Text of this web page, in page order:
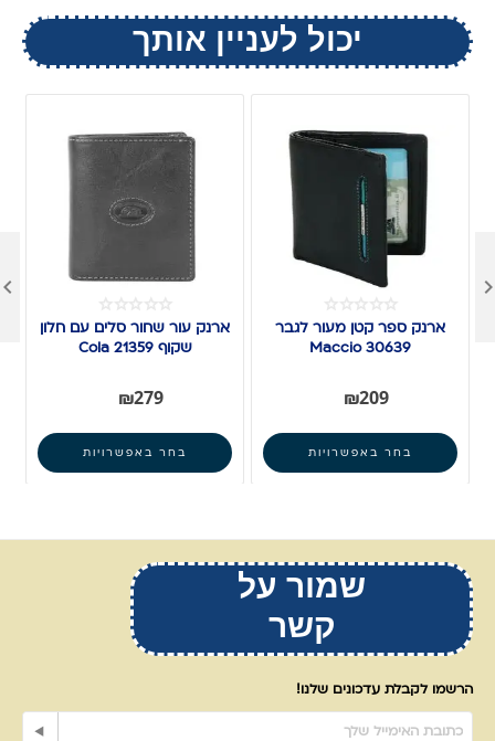
יכול לעניין אותך
ארנק ספר קטן מעור לגבר
Maccio 30639
₪209
בחר באפשרויות
ארנק עור שחור סלים עם חלון
שקוף Cola 21359
₪279
בחר באפשרויות
שמור על
קשר
הרשמו לקבלת עדכונים שלנו!